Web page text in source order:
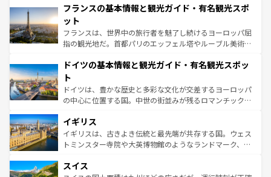
なお、新着のイタリア情報はコンテンツ一覧を参照してほ
しい。
文化が根付くこの国では、情熱的なフラメンコ、熱気あふ
れる闘牛、そして美味しいタパスが生活の一部となってい
る。首都マドリードの洗練された雰囲気や、バルセロナの
アートに溢れた街角から、地方では古代ローマ遺跡や中世
せる。地方によって風土や気候が異なるスペインはその個
ンテンツ一覧 を参照してほしい。
フランスの基本情報と観光ガイド・有名観光スポ
ット
フランスは、世界中の旅行者を魅了し続けるヨーロッパ屈
指の観光地だ。首都パリのエッフェル塔やルーブル美術館
で、幅広い魅力が詰まっている。華麗な宮殿、歴史的な大
聖堂、美しいビーチ、そして豊かな自然が、訪れる者を心
から魅了する。また、フランスは美食の国としても知ら
れ、フランス料理はユネスコ無形文化遺産にも登録されて
香り高いラベンダー畑など、多彩な楽しみ方が可能だ。さ
らに、パリ以外の地域にも魅力が溢れており、どの街角に
も豊かな歴史と文化が息づいている。パリ以外の個性あふ
を参照してほしい。
ドイツの基本情報と観光ガイド・有名観光スポッ
ト
ドイツは、豊かな歴史と多彩な文化が交差するヨーロッパ
の中心に位置する国。中世の街並みが残るロマンチック街
顔を持つこの国は、どこを歩いても飽きることがない。ベ
ルリンの文化的活気、バイエルン州のアルプスの絶景、そ
してライン川沿いのワイン畑といった風景は必見。ビール
は、お酒好きな人にはぜひ体験してほしい。 なお、新着の
イギリス
イギリスは、古きよき伝統と最先端が共存する国。ウェス
トミンスター寺院や大英博物館のようなランドマーク、歴
リアごとに異なる魅力がある。また、優雅なアフタヌーン
スイス